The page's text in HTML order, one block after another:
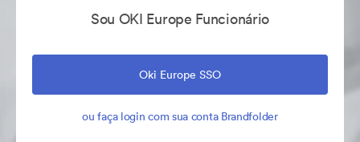
Sou OKI Europe Funcionário
Oki Europe SSO
ou faça login com sua conta Brandfolder